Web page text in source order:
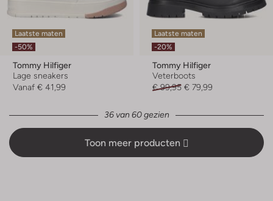
Laatste maten
-50%
Tommy Hilfiger
Lage sneakers
Vanaf € 41,99
Laatste maten
-20%
Tommy Hilfiger
Veterboots
€ 99,95 € 79,99
36 van 60 gezien
Toon meer producten